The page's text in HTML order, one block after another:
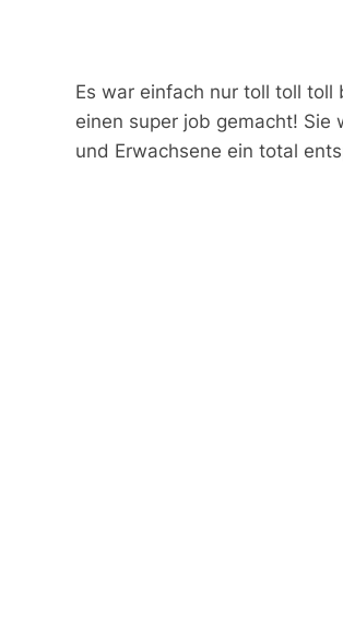
Es war einfach nur toll toll toll
einen super job gemacht!
und Erwachsene ein total